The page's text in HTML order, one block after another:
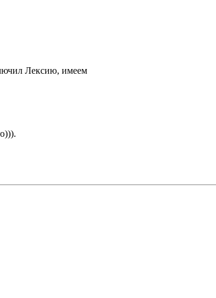
Лексию, имеем